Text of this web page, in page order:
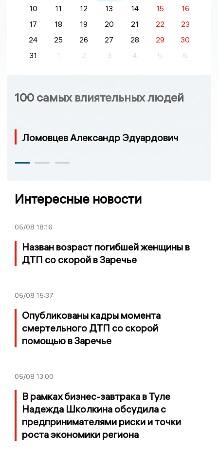
10
11 12 13 14 15
16
17
18 19 20 21 22
23
24
25 26 27 28 29
30
31
1 2 3 4 5 6
100 самых влиятельных людей
Ломовцев Александр Эдуардович
Интересные новости
05/08 18:16
Назван возраст погибшей женщины в
ДТП со скорой в Заречье
05/08 15:37
Опубликованы кадры момента
смертельного ДТП со скорой
помощью в Заречье
05/08 13:00
В рамках бизнес-завтрака в Туле
Надежда Школкина обсудила с
предпринимателями риски и точки
роста экономики региона